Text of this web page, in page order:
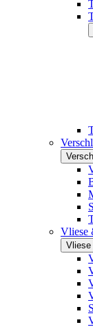
Vliese
Vliese